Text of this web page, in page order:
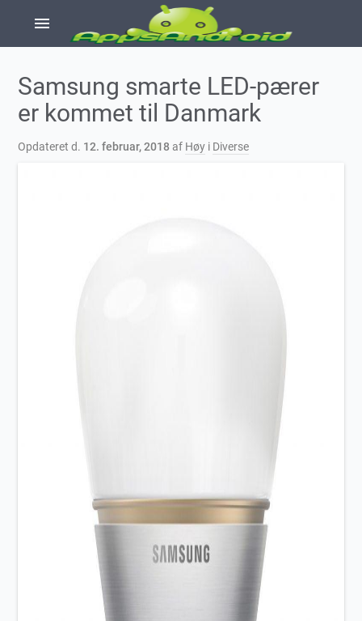
menu
Samsung smarte LED-pærer
er kommet til Danmark
Opdateret d. 12. februar, 2018 af Høy i Diverse